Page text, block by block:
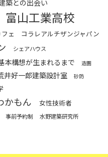
築との出会い
富山工業高校
ェ
コラレアルチザンジャパン
シェアハウス
本構想が生まれるまで
造園
井好一郎建築設計室 砂防
かもん 女性技術者
事前予約制 水野建築研究所